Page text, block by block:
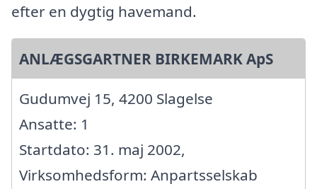
efter en dygtig havemand.
ANLÆGSGARTNER BIRKEMARK ApS
Gudumvej 15, 4200 Slagelse
Ansatte: 1
Startdato: 31. maj 2002,
Virksomhedsform: Anpartsselskab